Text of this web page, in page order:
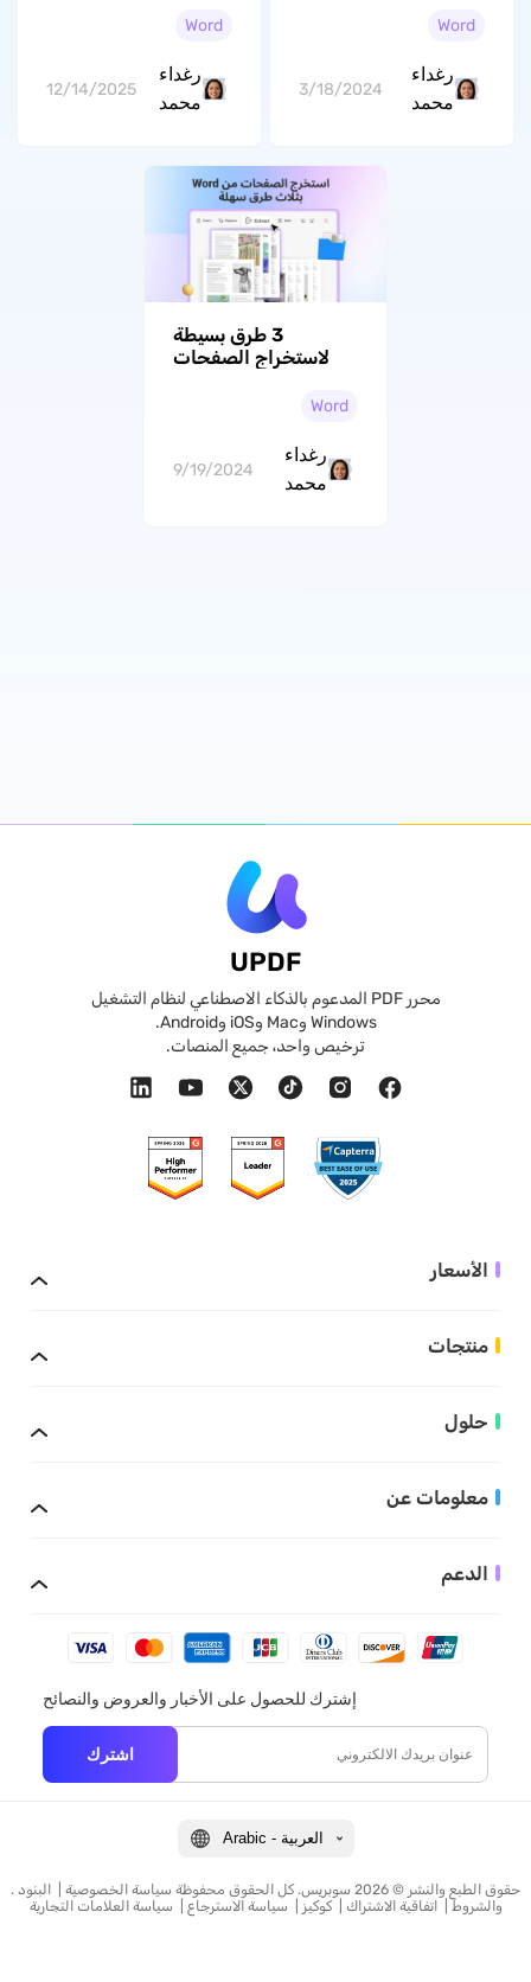
Word
رغداء
محمد
3/18/2024
النصوص والصور فيWord
رغداء
محمد
12/14/2025
3 طرق بسيطة
لاستخراج الصفحات
Word
رغداء
محمد
9/19/2024
UPDF
محرر PDF المدعوم بالذكاء الاصطناعي لنظام التشغيل
Windows وMac وiOS وAndroid.
ترخيص واحد، جميع المنصات.
الأسعار
منتجات
حلول
معلومات عن
الدعم
إشترك للحصول على الأخبار والعروض والنصائح
اشترك
Arabic - العربية
. حقوق الطبع والنشر © 2026 سوبريس. كل الحقوق محفوظة سياسة الخصوصية
البنود
والشروط |اتفاقية الاشتراك |كوكيز سياسة الاسترجاع سياسة العلامات التجارية